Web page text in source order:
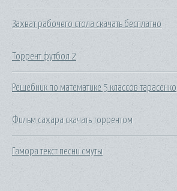
Захват рабочего стола скачать бесплатно
Торрент футбол 2
Решебник по математике 5 классов тарасенко
Фильм сахара скачать торрентом
Гамора текст песни смуты